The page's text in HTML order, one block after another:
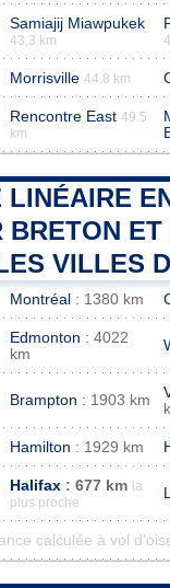
Samiajij Miawpukek
43.3 km
Morrisville 44.8 km
Rencontre East 49.5
km
LINÉAIRE
BRETON ET
VILLES
Montréal : 1380 km
Edmonton : 4022
km
Brampton : 1903 km
Hamilton : 1929 km
Halifax : 677 km
la
plus proche
calculée à vol